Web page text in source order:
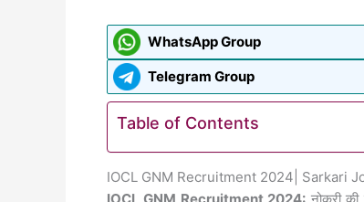
WhatsApp Group
Telegram Group
Table of Contents
IOCL GNM Recruitment 2024| Sarkari